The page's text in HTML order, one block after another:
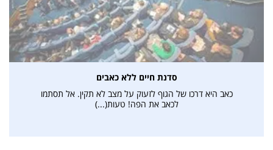
סדנת חיים ללא כאבים
כאב היא דרכו של הגוף לזעוק על מצב לא תקין. אל תסתמו
לכאב את הפה! טעות(...)